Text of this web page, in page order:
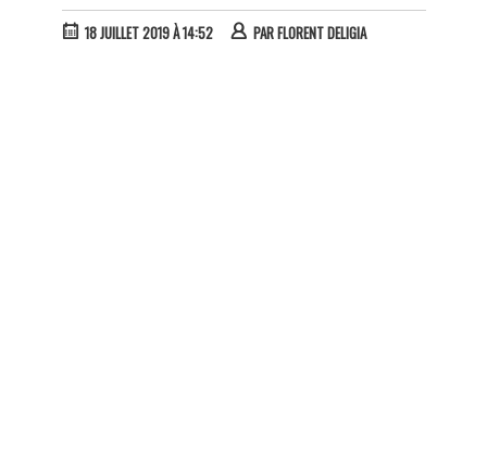
18 JUILLET 2019 À 14:52 PARFLORENT DELIGIA